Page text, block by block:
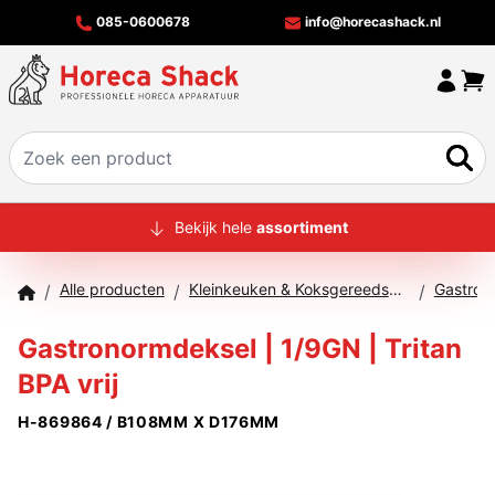
085-0600678 info@horecashack.nl
HOME
MERKEN
CONTACT
Bekijk hele assortiment
/ Alle producten / Kleinkeuken & Koksgereedschap /
Gastronormdeksel | 1/9GN | Tritan
BPA vrij
H-869864 / B108MM X D176MM